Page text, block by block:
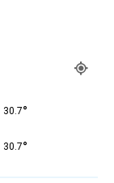
30.7°
30.7°